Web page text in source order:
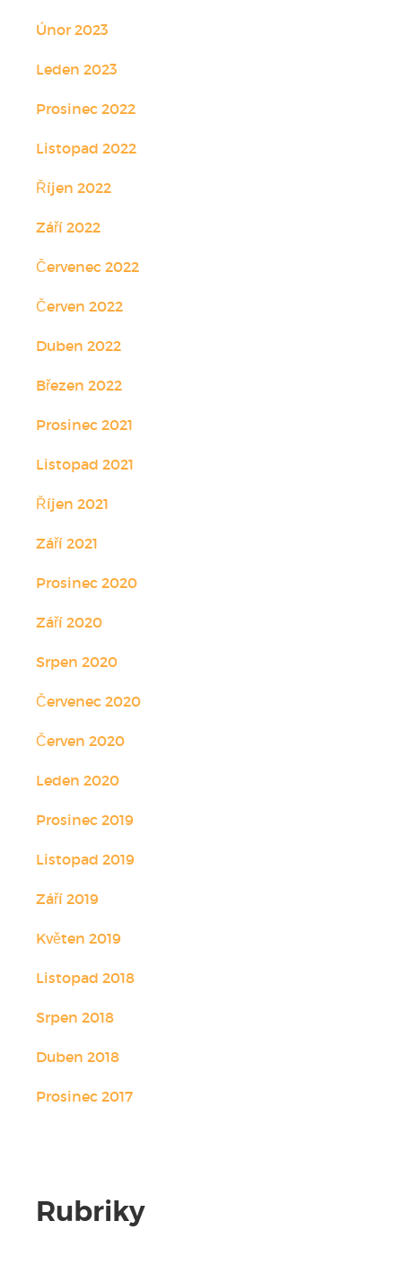
Únor 2023
Leden 2023
Prosinec 2022
Listopad 2022
Říjen 2022
Září 2022
Červenec 2022
Červen 2022
Duben 2022
Březen 2022
Prosinec 2021
Listopad 2021
Říjen 2021
Září 2021
Prosinec 2020
Září 2020
Srpen 2020
Červenec 2020
Červen 2020
Leden 2020
Prosinec 2019
Listopad 2019
Září 2019
Květen 2019
Listopad 2018
Srpen 2018
Duben 2018
Prosinec 2017
Rubriky